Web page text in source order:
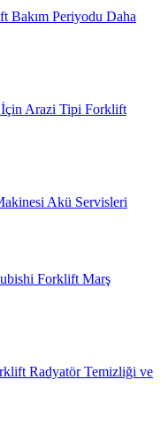
Bakım Periyodu Daha
Arazi Tipi Forklift
Akü Servisleri
Forklift Marş
Radyatör Temizliği ve